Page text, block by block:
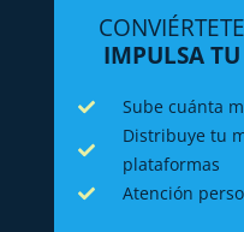
IMPULSA
Sube cuánta
Distribuye tu
plataformas
Atención